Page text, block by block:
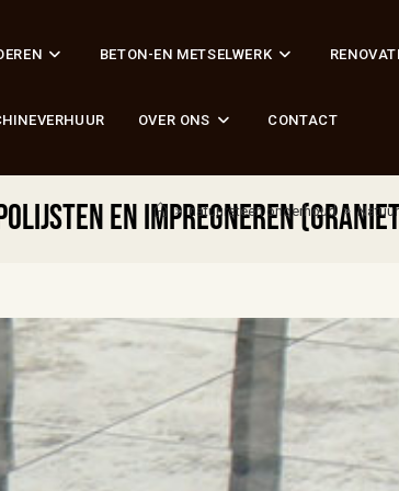
BETON-EN METSELWERK
OVER ONS CONTACT
en impregneren
> natuursteen onderhoud >